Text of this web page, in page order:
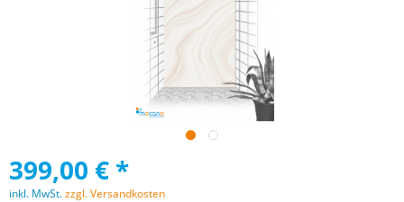
399,00 € *
inkl. MwSt.zzgl. Versandkosten